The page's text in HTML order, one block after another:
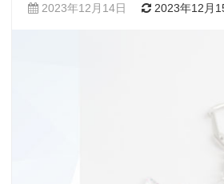
2023年12月14日 2023年12月